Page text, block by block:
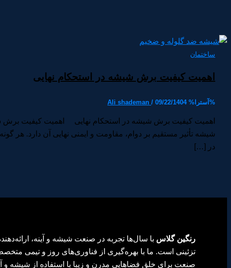
ساختمان
اهمیت کیفیت برش شیشه در استحکام نهایی
%آسترا% Ali shademan / 09/22/1404
اهمیت کیفیت برش شیشه در استحکام نهایی اهمیت کیفیت برش
شیشه تأثیر مستقیم بر دوام، مقاومت و ایمنی نهایی آن دارد.
در […]
رنگین گلاس با سال‌ها تجربه در صنعت شیشه و آینه،
تزئینی است. ما با بهره‌گیری از فناوری‌های روز و تیمی
صنعت برای خلق فضاهایی مدرن و زیبا با استفاده از شیشه و